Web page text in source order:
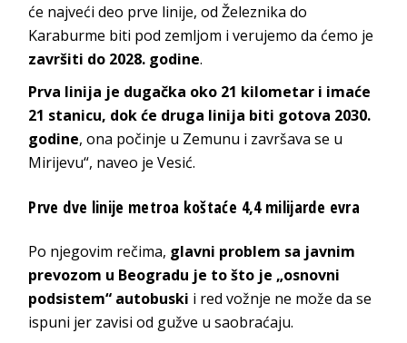
će najveći deo prve linije, od Železnika do
Karaburme biti pod zemljom i verujemo da ćemo je
završiti do 2028. godine.
Prva linija je dugačka oko 21 kilometar i imaće
21 stanicu, dok će druga linija biti gotova 2030.
godine, ona počinje u Zemunu i završava se u
Mirijevu“, naveo je Vesić.
Prve dve linije metroa koštaće 4,4 milijarde evra
Po njegovim rečima, glavni problem sa javnim
prevozom u Beogradu je to što je „osnovni
podsistem“ autobuski i red vožnje ne može da se
ispuni jer zavisi od gužve u saobraćaju.